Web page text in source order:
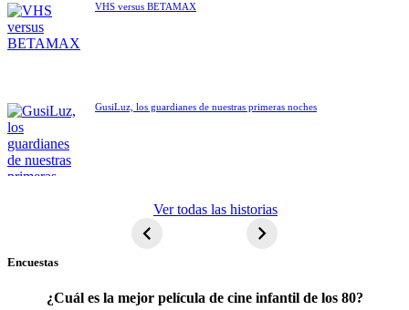
VHS versus BETAMAX
GusiLuz, los guardianes de nuestras primeras noches
extraterrestre
Ver todas las historias
Encuestas
¿Cuál es la mejor película de cine infantil de los 80?